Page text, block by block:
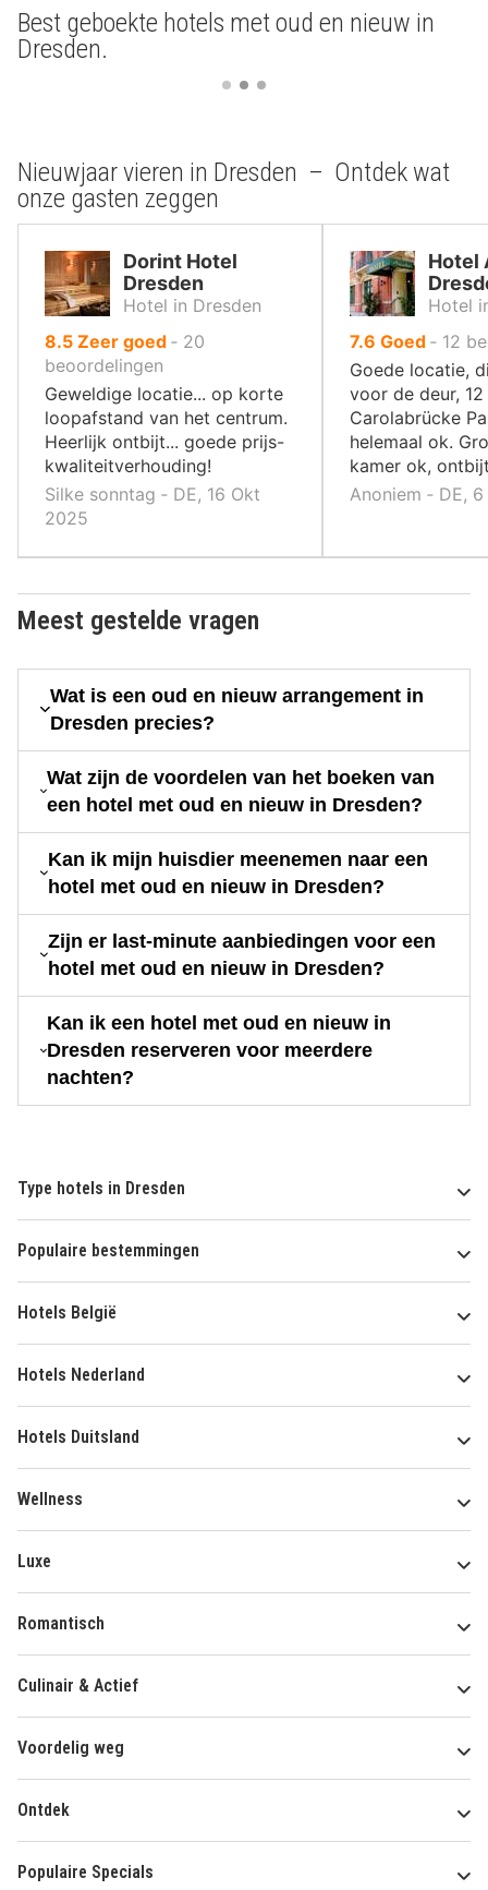
Best geboekte hotels met oud en nieuw in
Dresden.
Nieuwjaar vieren in Dresden – Ontdek wat
onze gasten zeggen
Dorint Hotel
Dresden
Hotel in Dresden
8.5uit
10
,
Zeer goed ‐ 20
beoordelingen
Geweldige locatie... op korte
loopafstand van het centrum.
Heerlijk ontbijt... goede prijs-
kwaliteitverhouding!
Silke sonntag ‐ DE, 16 Okt
2025
Hotel
Hotel
7.6 uit
10
,
Goed ‐ 12
Goede locatie,
voor de deur,
Carolabrücke
helemaal ok.
kamer ok,
Anoniem ‐ DE,
Meest gestelde vragen
Wat is een oud en nieuw arrangement in
Dresden precies?
Wat zijn de voordelen van het boeken van
een hotel met oud en nieuw in Dresden?
Kan ik mijn huisdier meenemen naar een
hotel met oud en nieuw in Dresden?
Zijn er last-minute aanbiedingen voor een
hotel met oud en nieuw in Dresden?
Kan ik een hotel met oud en nieuw in
Dresden reserveren voor meerdere
nachten?
Type hotels in Dresden
Populaire bestemmingen
Hotels België
Hotels Nederland
Hotels Duitsland
Wellness
Luxe
Romantisch
Culinair & Actief
Voordelig weg
Ontdek
Populaire Specials